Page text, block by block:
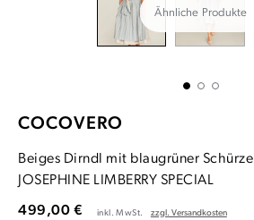
Ähnliche Produkte
COCOVERO
Beiges Dirndl mit blaugrüner Schürze
JOSEPHINE LIMBERRY SPECIAL
499,00 € inkl. MwSt. zzgl. Versandkosten